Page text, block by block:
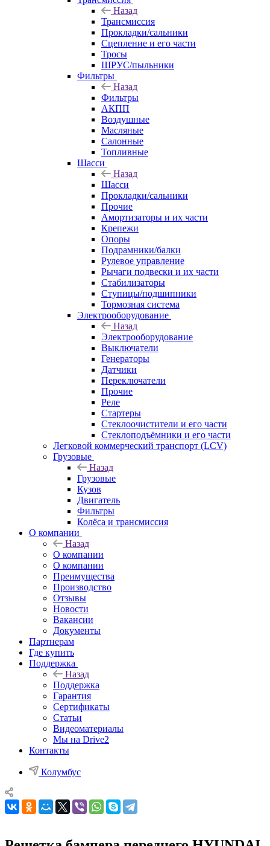
Назад
Трансмиссия
Прокладки/сальники
Сцепление и его части
Тросы
ШРУС/пыльники
Фильтры
Назад
Фильтры
АКПП
Воздушные
Масляные
Салонные
Топливные
Шасси
Назад
Шасси
Прокладки/сальники
Прочие
Амортизаторы и их части
Крепежи
Опоры
Подрамники/балки
Рулевое управление
Рычаги подвески и их части
Стабилизаторы
Ступицы/подшипники
Тормозная система
Электрооборудование
Назад
Электрооборудование
Выключатели
Генераторы
Датчики
Переключатели
Прочие
Реле
Стартеры
Стеклоочистители и его части
Стеклоподъёмники и его части
Легковой коммерческий транспорт (LCV)
Грузовые
Назад
Грузовые
Кузов
Двигатель
Фильтры
Колёса и трансмиссия
О компании
Назад
О компании
О компании
Преимущества
Производство
Отзывы
Новости
Вакансии
Документы
Партнерам
Где купить
Поддержка
Назад
Поддержка
Гарантия
Сертификаты
Статьи
Видеоматериалы
Мы на Drive2
Контакты
Колумбус